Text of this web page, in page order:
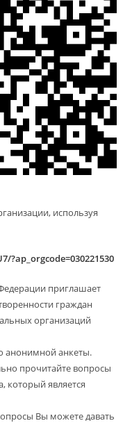
используя
?ap_orgcode=030221530
приглашает
граждан
организаций
анонимной анкеты.
прочитайте вопросы
который является
Вы можете давать